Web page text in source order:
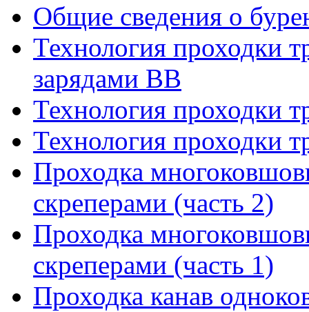
Общие сведения о
Технология проходки
зарядами ВВ
Технология проходки
Технология проходки
Проходка
скреперами (часть 2)
Проходка
скреперами (часть 1)
Проходка канав